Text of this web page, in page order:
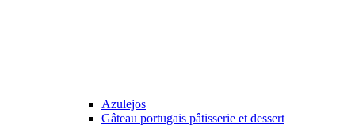
Azulejos
Gâteau portugais pâtisserie et dessert